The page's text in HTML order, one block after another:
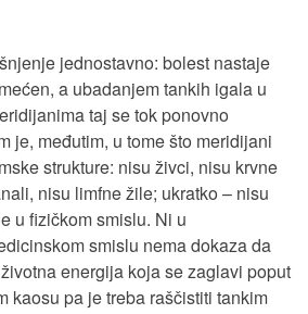
jednostavno: bolest nastaje
a ubadanjem tankih igala u
taj se tok ponovno
je, međutim, u tome što meridijani
strukture: nisu živci, nisu krvne
nisu limfne žile; ukratko – nisu
u fizičkom smislu. Ni u
smislu nema dokaza da
energija koja se zaglavi poput
kaosu pa je treba raščistiti tankim